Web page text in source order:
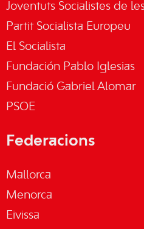
Joventuts Socialistes de
Partit Socialista Europeu
El Socialista
Fundación Pablo Iglesias
Fundació Gabriel Alomar
PSOE
Federacions
Mallorca
Menorca
Eivissa